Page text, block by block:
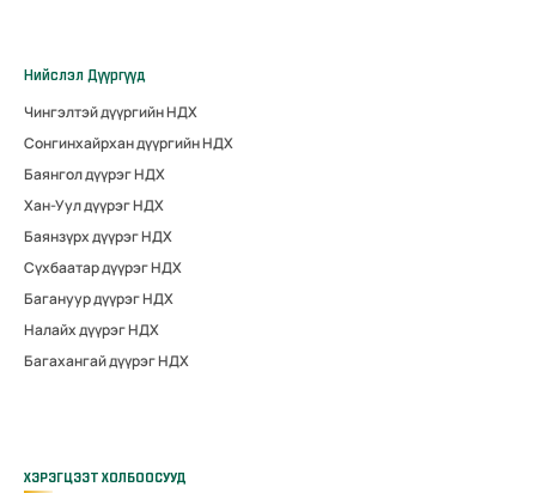
Нийслэл Дүүргүүд
Чингэлтэй дүүргийн НДХ
Сонгинхайрхан дүүргийн НДХ
Баянгол дүүрэг НДХ
Хан-Уул дүүрэг НДХ
Баянзүрх дүүрэг НДХ
Сүхбаатар дүүрэг НДХ
Багануур дүүрэг НДХ
Налайх дүүрэг НДХ
Багахангай дүүрэг НДХ
ХЭРЭГЦЭЭТ ХОЛБООСУУД